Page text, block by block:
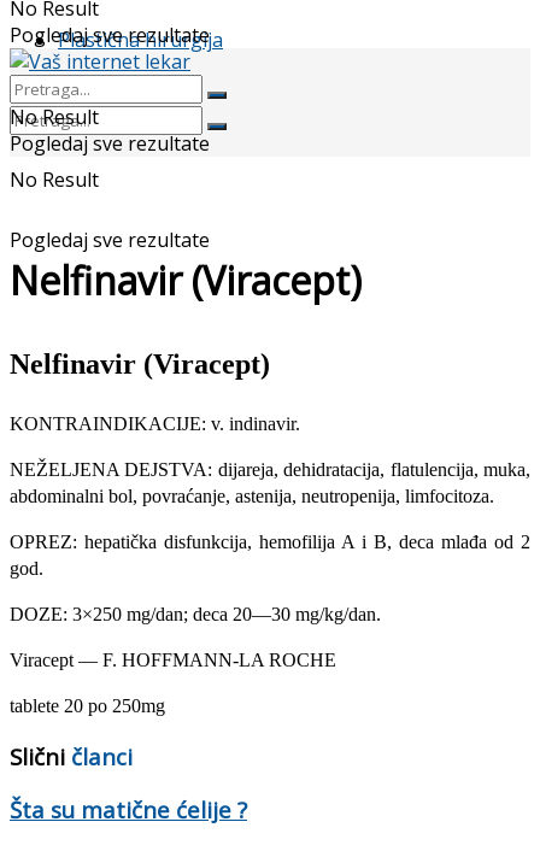
Plastična hirurgija
No Result
Pogledaj sve rezultate
No Result
Pogledaj sve rezultate
No Result
Pogledaj sve rezultate
Nelfinavir (Viracept)
Nelfinavir (Viracept)
KONTRAINDIKACIJE: v. indinavir.
NEŽELJENA DEJSTVA: dija­reja, dehidratacija, flatulencija, muka,
abdominalni bol, povraćanje, astenija, neutropenija, limfocitoza.
OPREZ: hepatička disfunkcija, hemofilija A i B, deca mlađa od 2
god.
DOZE: 3×250 mg/dan; deca 20—30 mg/kg/dan.
Viracept — F. HOFFMANN-LA ROCHE
tablete 20 po 250mg
Slični članci
Šta su matične ćelije ?